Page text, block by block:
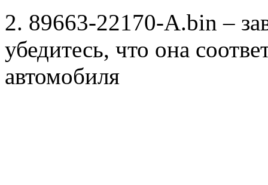
2. 89663-22170-A.bin –
убедитесь, что она
автомобиля